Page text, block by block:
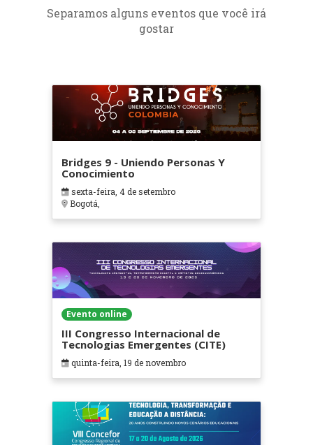
Separamos alguns eventos que você irá
gostar
Bridges 9 - Uniendo Personas Y
Conocimiento
sexta-feira, 4 de setembro
Bogotá,
Evento online
III Congresso Internacional de
Tecnologias Emergentes (CITE)
quinta-feira, 19 de novembro